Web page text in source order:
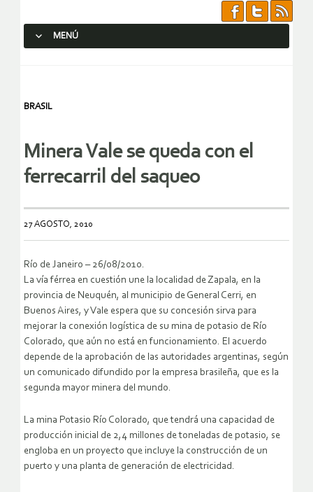
MENÚ
BRASIL
Minera Vale se queda con el
ferrecarril del saqueo
27 AGOSTO, 2010
Río de Janeiro – 26/08/2010.
La vía férrea en cuestión une la localidad de Zapala, en la
provincia de Neuquén, al municipio de General Cerri, en
Buenos Aires, y Vale espera que su concesión sirva para
mejorar la conexión logística de su mina de potasio de Río
Colorado, que aún no está en funcionamiento. El acuerdo
depende de la aprobación de las autoridades argentinas, según
un comunicado difundido por la empresa brasileña, que es la
segunda mayor minera del mundo.
La mina Potasio Río Colorado, que tendrá una capacidad de
producción inicial de 2,4 millones de toneladas de potasio, se
engloba en un proyecto que incluye la construcción de un
puerto y una planta de generación de electricidad.